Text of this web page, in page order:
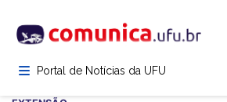
para
conteúdoPortal de Notícias da UFU